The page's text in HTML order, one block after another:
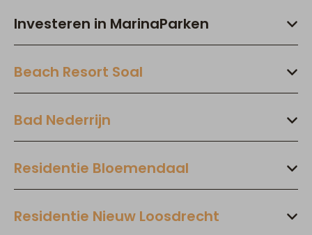
Investeren in MarinaParken
Beach Resort Soal
Bad Nederrijn
Residentie Bloemendaal
Residentie Nieuw Loosdrecht